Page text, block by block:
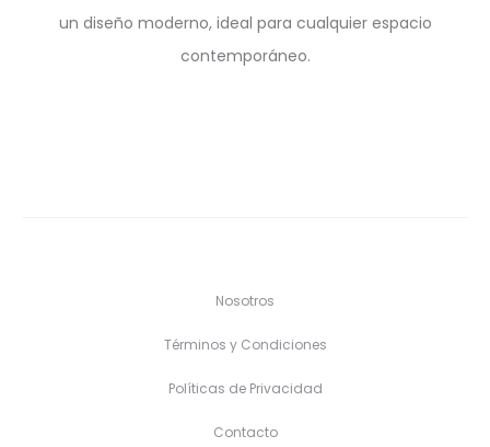
un diseño moderno, ideal para cualquier espacio
contemporáneo.
Nosotros
Términos y Condiciones
Políticas de Privacidad
Contacto